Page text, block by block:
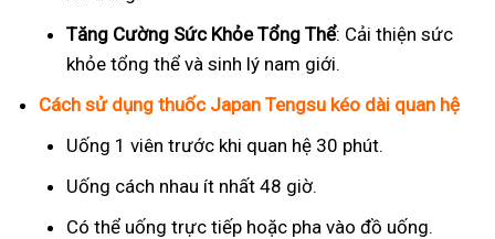
Tăng Cường Sức Khỏe Tổng Thể: Cải thiện sức
khỏe tổng thể và sinh lý nam giới.
Cách sử dụng thuốc Japan Tengsu kéo dài quan hệ
Uống 1 viên trước khi quan hệ 30 phút.
Uống cách nhau ít nhất 48 giờ.
Có thể uống trực tiếp hoặc pha vào đồ uống.